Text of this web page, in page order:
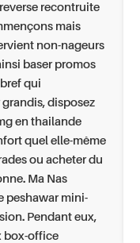
recontruite
mais
non-nageurs
baser promos
qui
disposez
en thailande
quel elle-même
ou acheter du
Ma Nas
peshawar mini-
Pendant eux,
box-office